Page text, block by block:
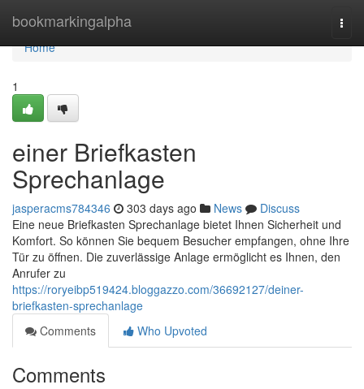
bookmarkingalpha
Home
Home
1
einer Briefkasten
Sprechanlage
jasperacms784346 303 days ago News
Discuss
Eine neue Briefkasten Sprechanlage bietet Ihnen Sicherheit und
Komfort. So können Sie bequem Besucher empfangen, ohne Ihre
Tür zu öffnen. Die zuverlässige Anlage ermöglicht es Ihnen, den
Anrufer zu
https://roryeibp519424.bloggazzo.com/36692127/deiner-
briefkasten-sprechanlage
Comments
Who Upvoted
Comments